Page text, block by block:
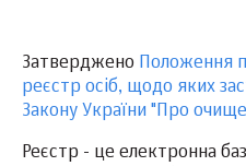
Затверджено
Положення
реєстр осіб, щодо яких
Закону України "Про
Реєстр - це електронна